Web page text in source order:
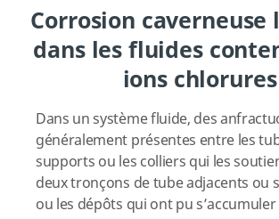
Corrosion caverneuse
dans les fluides
ions chlorures
Dans un système fluide, des
généralement présentes entre les
supports ou les colliers qui les
deux tronçons de tube adjacents ou
ou les dépôts qui ont pu